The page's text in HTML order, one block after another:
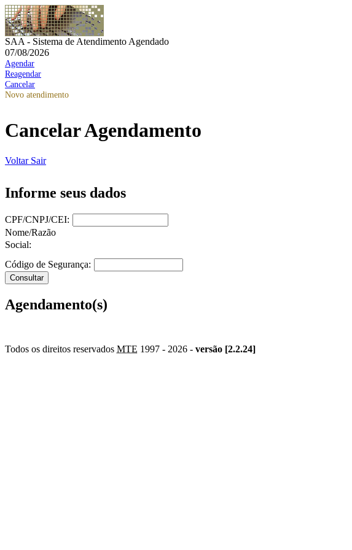
SAA - Sistema de Atendimento Agendado
07/08/2026
Agendar
Reagendar
Cancelar
Novo atendimento
Cancelar Agendamento
Voltar Sair
Informe seus dados
CPF/CNPJ/CEI:
Nome/Razão
Social:
Código de Segurança:
Agendamento(s)
Todos os direitos reservados MTE 1997 - 2026 - versão [2.2.24]